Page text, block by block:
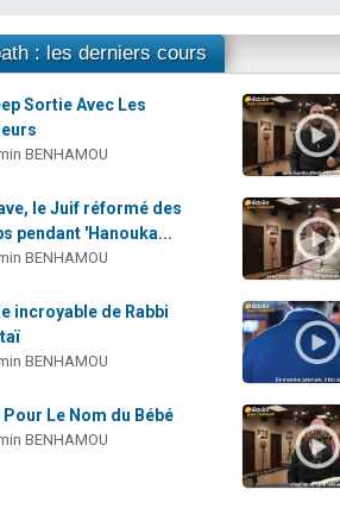
: les derniers cours
Sortie Avec Les
BENHAMOU
le Juif réformé des
pendant 'Hanouka...
BENHAMOU
incroyable de Rabbi
BENHAMOU
Pour Le Nom du Bébé
BENHAMOU